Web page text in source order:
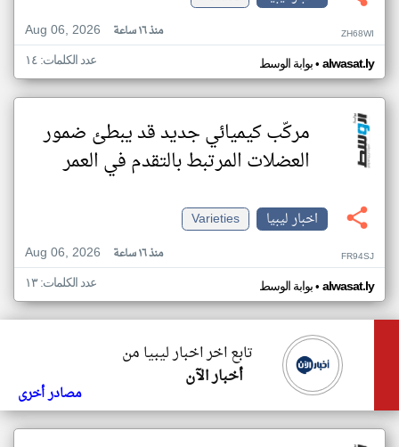
Aug 06, 2026
منذ ١٦ ساعة ZH68WI
بوابة الوسط• alwasat.ly عدد الكلمات: ١٤
مركّب كيميائي جديد قد يبطئ ضمور
العضلات المرتبط بالتقدم في العمر
اخبار ليبيا
Varieties
Aug 06, 2026
منذ ١٦ ساعة FR94SJ
بوابة الوسط• alwasat.ly عدد الكلمات: ١٣
تابع اخر اخبار ليبيا من
أخبار الآن
مصادر أخرى